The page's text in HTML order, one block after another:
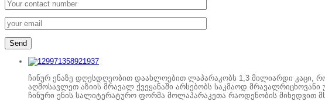
ჩინურ ენაზე დღესდღეობით დაახლოებით ლაპარაკობს 1,3 მილიარდი კაცი,
აღმოსავლეთ აზიის მრავალ ქვეყანაში არსებობს საკმაოდ მრავალრიცხოვანი
ჩინური ენის სალიტერატურო ფორმა მოლაპარაკეთა რაოდენობის მიხედვით